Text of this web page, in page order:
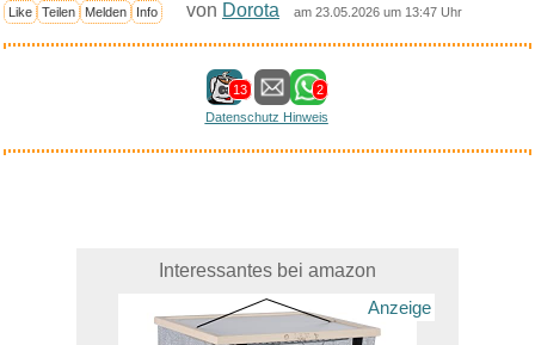
Like Teilen Melden Info von Dorota am 23.05.2026 um 13:47 Uhr
13
2
Datenschutz Hinweis
Interessantes bei amazon
Anzeige